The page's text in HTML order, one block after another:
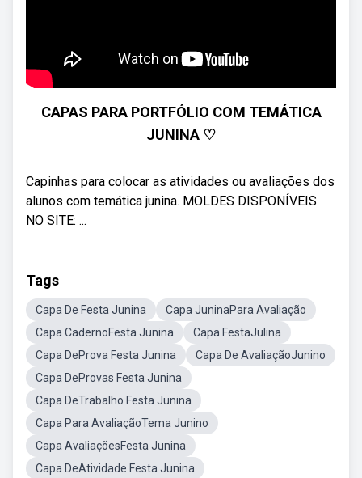
CAPAS PARA PORTFÓLIO COM TEMÁTICA
JUNINA ♡
Capinhas para colocar as atividades ou avaliações dos
alunos com temática junina. MOLDES DISPONÍVEIS
NO SITE: ...
Tags
Capa De Festa Junina
Capa JuninaPara Avaliação
Capa CadernoFesta Junina
Capa FestaJulina
Capa DeProva Festa Junina
Capa De AvaliaçãoJunino
Capa DeProvas Festa Junina
Capa DeTrabalho Festa Junina
Capa Para AvaliaçãoTema Junino
Capa AvaliaçõesFesta Junina
Capa DeAtividade Festa Junina